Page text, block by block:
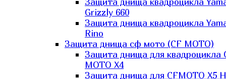
Grizzly 660
Защита днища квадроцикла
Rino
Защита днища сф мото (CF MOTO)
Защита днища для квадроцикла
MOTO X4
Защита днища для CFMOTO X5